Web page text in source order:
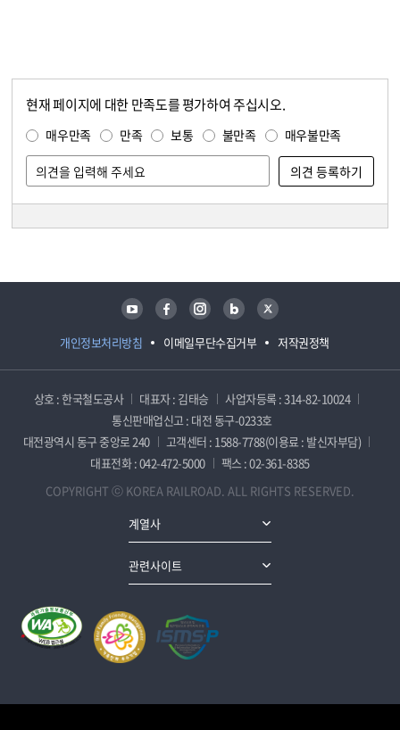
현재 페이지에 대한 만족도를 평가하여 주십시오.
매우만족 만족 보통 불만족 매우불만족
개인정보처리방침 이메일무단수집거부 저작권정책
유튜브 페이스북 인스타그램 블로그 트위터
상호 : 한국철도공사 대표자 : 김태승
사업자등록 : 314-82-10024
통신판매업신고 : 대전 동구-0233호
대전광역시 동구 중앙로 240
고객센터 : 1588-7788(이용료 : 발신자부담)
대표전화 : 042-472-5000
팩스 : 02-361-8385
COPYRIGHT ⓒ KOREA RAILROAD. ALL RIGHTS RESERVED.
계열사
관련사이트